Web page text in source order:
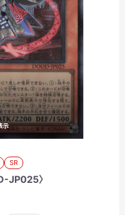
示
SR
JP025〉